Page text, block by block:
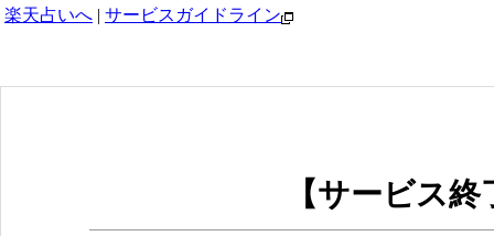
楽天占いへ | サービスガイドライン
【サービス